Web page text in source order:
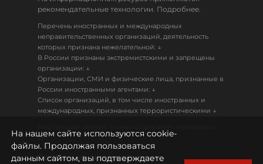
рекомендательные технологии. Подробнее.
Перечень иностранных и международных
неправительственных организаций, деятельность
которых признана нежелательной: ↓
В России признаны экстремистскими и запрещены
организации: ↓
Организации, СМИ и физические лица, признанные в
России иностранными агентами: ↓
Список организаций, в том числе иностранных и
международных, признанных террористическими ↓
18+
Политика конфиденциальности
На нашем сайте используются cookie-
файлы. Продолжая пользоваться
данным сайтом, вы подтверждаете